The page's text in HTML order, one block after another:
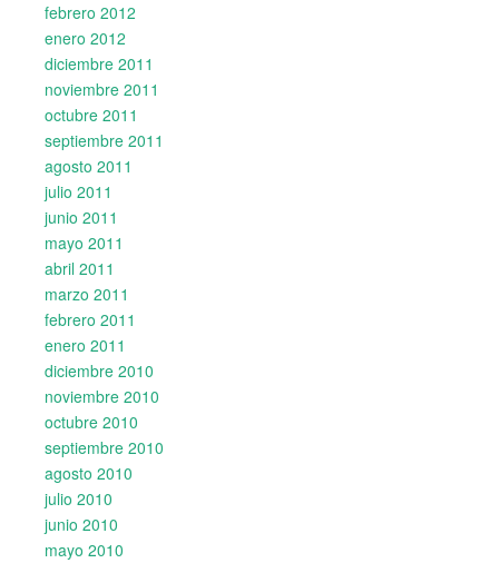
febrero 2012
enero 2012
diciembre 2011
noviembre 2011
octubre 2011
septiembre 2011
agosto 2011
julio 2011
junio 2011
mayo 2011
abril 2011
marzo 2011
febrero 2011
enero 2011
diciembre 2010
noviembre 2010
octubre 2010
septiembre 2010
agosto 2010
julio 2010
junio 2010
mayo 2010